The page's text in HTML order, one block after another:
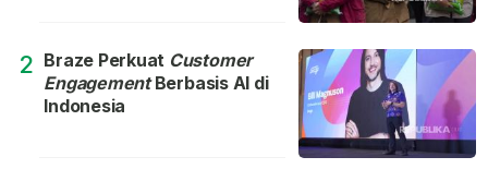
2 Braze Perkuat Customer
EngagementBerbasis AI di
Indonesia